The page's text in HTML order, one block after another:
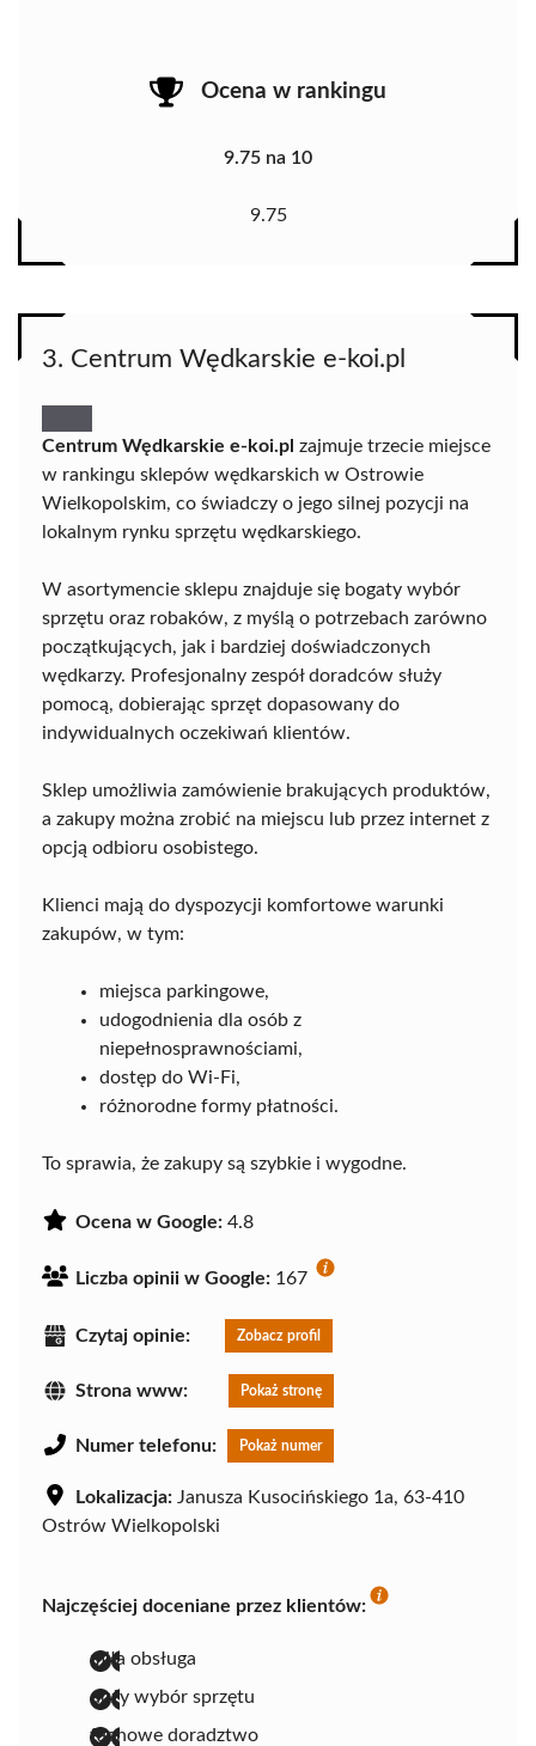
Ocena w rankingu
9.75 na 10
9.75
3. Centrum Wędkarskie e-koi.pl
Centrum Wędkarskie e-koi.pl zajmuje trzecie miejsce
w rankingu sklepów wędkarskich w Ostrowie
Wielkopolskim, co świadczy o jego silnej pozycji na
lokalnym rynku sprzętu wędkarskiego.
W asortymencie sklepu znajduje się bogaty wybór
sprzętu oraz robaków, z myślą o potrzebach zarówno
początkujących, jak i bardziej doświadczonych
wędkarzy. Profesjonalny zespół doradców służy
pomocą, dobierając sprzęt dopasowany do
indywidualnych oczekiwań klientów.
Sklep umożliwia zamówienie brakujących produktów,
a zakupy można zrobić na miejscu lub przez internet z
opcją odbioru osobistego.
Klienci mają do dyspozycji komfortowe warunki
zakupów, w tym:
miejsca parkingowe,
udogodnienia dla osób z
niepełnosprawnościami,
dostęp do Wi-Fi,
różnorodne formy płatności.
To sprawia, że zakupy są szybkie i wygodne.
Ocena w Google: 4.8
Liczba opinii w Google: 167
Czytaj opinie: Zobacz profil
Strona www: Pokaż stronę
Numer telefonu: Pokaż numer
Lokalizacja: Janusza Kusocińskiego 1a, 63-410
Ostrów Wielkopolski
Najczęściej doceniane przez klientów:
miła obsługa
duży wybór sprzętu
fachowe doradztwo